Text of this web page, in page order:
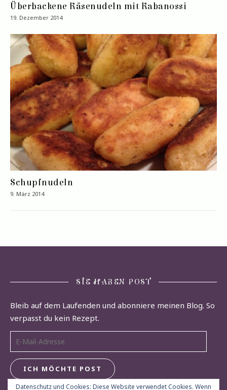
Überbackene Käsenudeln mit Kabanossi
19. Dezember 2014
Schupfnudeln
9. März 2014
SIE HABEN POST
Bleib auf dem Laufenden und abonniere meinen Blog. So
verpasst du kein Rezept.
E-Mail-Adresse
ICH MÖCHTE POST
Datenschutz und Cookies: Diese Website verwendet Cookies. Wenn